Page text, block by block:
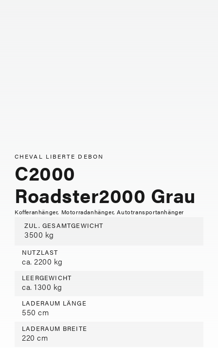
CHEVAL LIBERTE DEBON
C2000
Roadster2000 Grau
Kofferanhänger, Motorradanhänger, Autotransportanhänger
ZUL. GESAMTGEWICHT
3500 kg
NUTZLAST
ca. 2200 kg
LEERGEWICHT
ca. 1300 kg
LADERAUM LÄNGE
550 cm
LADERAUM BREITE
220 cm